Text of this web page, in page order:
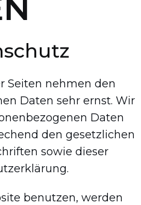
Seiten nehmen den
Daten sehr ernst. Wir
Daten
den gesetzlichen
sowie dieser
benutzen, werden